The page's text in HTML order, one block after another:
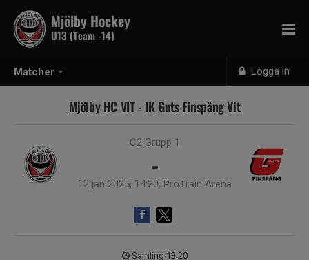
Matcher Logga in
Mjölby Hockey
U13 (Team -14)
Mjölby HC VIT - IK Guts Finspång Vit
C2 Grupp 1
-
12 jan 2025, 14:20, ProTrain Arena
Samling 13:20